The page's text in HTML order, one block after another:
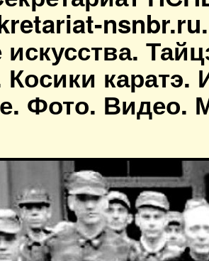
каратэ.
Фото. Видео.